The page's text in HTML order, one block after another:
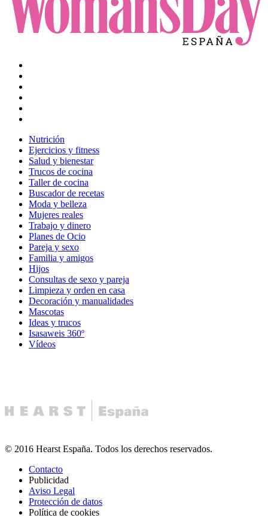
Nutrición
Ejercicios y fitness
Salud y bienestar
Trucos de cocina
Taller de cocina
Buscador de recetas
Moda y belleza
Mujeres reales
Trabajo y dinero
Planes de Ocio
Pareja y sexo
Familia y amigos
Hijos
Consultas de sexo y pareja
Limpieza y orden en casa
Decoración y manualidades
Mascotas
Ideas y trucos
Isasaweis 360º
Vídeos
© 2016 Hearst España. Todos los derechos reservados.
Contacto
Publicidad
Aviso Legal
Protección de datos
Política de cookies